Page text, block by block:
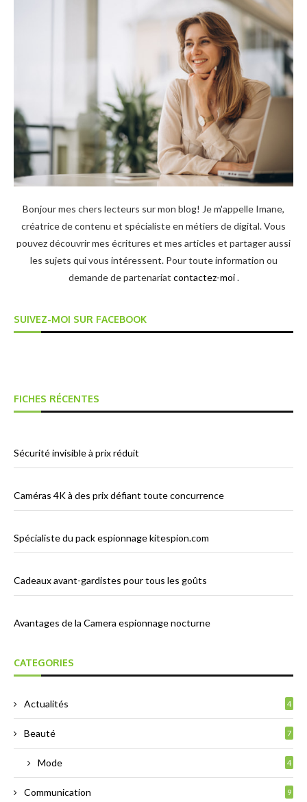
Bonjour mes chers lecteurs sur mon blog! Je m'appelle Imane,
créatrice de contenu et spécialiste en métiers de digital. Vous
pouvez découvrir mes écritures et mes articles et partager aussi
les sujets qui vous intéressent. Pour toute information ou
demande de partenariat contactez-moi.
SUIVEZ-MOI SUR FACEBOOK
FICHES RÉCENTES
Sécurité invisible à prix réduit
Caméras 4K à des prix défiant toute concurrence
Spécialiste du pack espionnage kitespion.com
Cadeaux avant-gardistes pour tous les goûts
Avantages de la Camera espionnage nocturne
CATEGORIES
Actualités 4
Beauté 7
Mode 4
Communication 9